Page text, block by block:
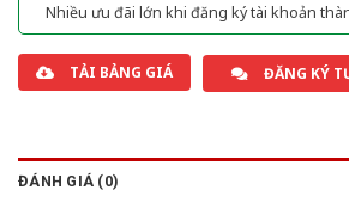
Nhiều ưu đãi lớn khi đăng ký tài khoản
TẢI BẢNG GIÁ ĐĂNG KÝ
ĐÁNH GIÁ (0)